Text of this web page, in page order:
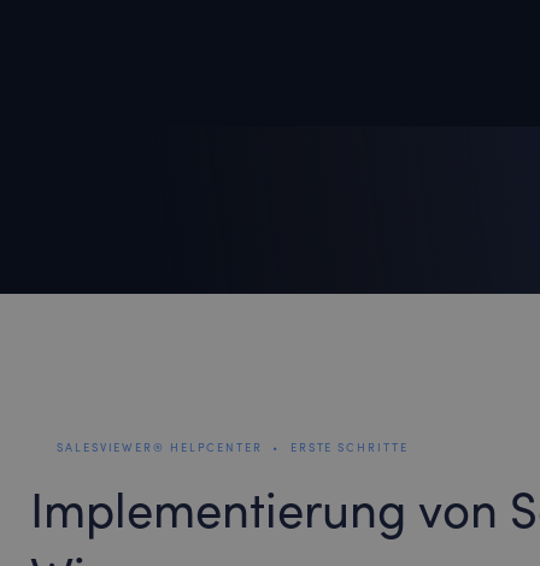
SALESVIEWER® HELPCENTER • ERSTE SCHRITTE
Implementierung von